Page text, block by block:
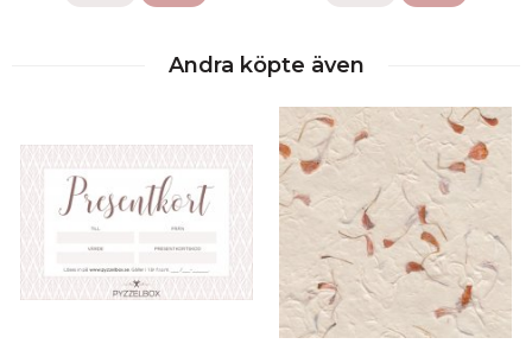
Andra köpte även